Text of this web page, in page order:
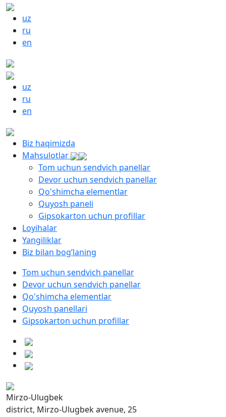
uz
ru
en
uz
ru
en
Biz haqimizda
Mahsulotlar
Tom uchun sendvich panellar
Devor uchun sendvich panellar
Qo'shimcha elementlar
Quyosh paneli
Gipsokarton uchun profillar
Loyihalar
Yangiliklar
Biz bilan bog’laning
Tom uchun sendvich panellar
Devor uchun sendvich panellar
Qo'shimcha elementlar
Quyosh panellari
Gipsokarton uchun profillar
Mirzo-Ulugbek
district, Mirzo-Ulugbek avenue, 25